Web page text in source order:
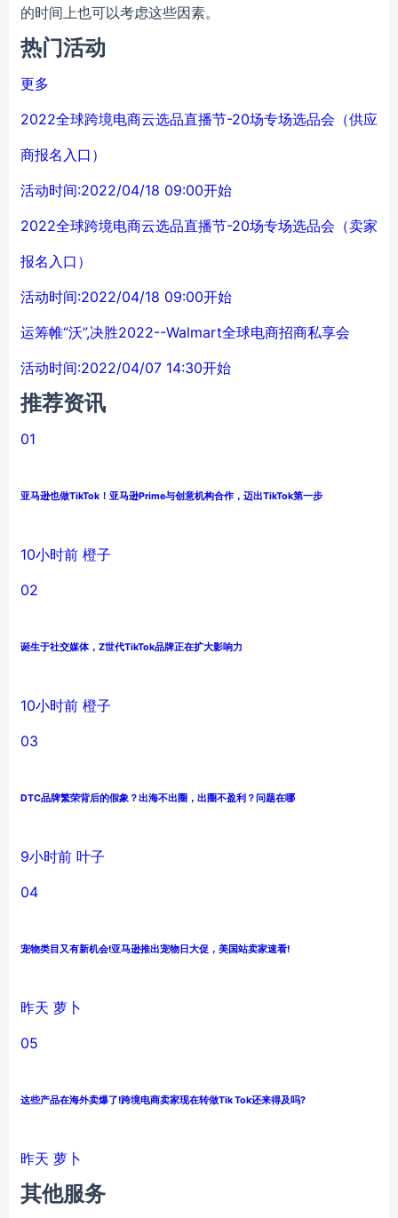
的时间上也可以考虑这些因素。
热门活动
更多
2022全球跨境电商云选品直播节-20场专场选品会（供应
商报名入口）
活动时间:2022/04/18 09:00开始
2022全球跨境电商云选品直播节-20场专场选品会（卖家
报名入口）
活动时间:2022/04/18 09:00开始
运筹帷“沃”,决胜2022--Walmart全球电商招商私享会
活动时间:2022/04/07 14:30开始
推荐资讯
01
亚马逊也做TikTok！亚马逊Prime与创意机构合作，迈出TikTok第一步
10小时前 橙子
02
诞生于社交媒体，Z世代TikTok品牌正在扩大影响力
10小时前 橙子
03
DTC品牌繁荣背后的假象？出海不出圈，出圈不盈利？问题在哪
9小时前 叶子
04
宠物类目又有新机会!亚马逊推出宠物日大促，美国站卖家速看!
昨天 萝卜
05
这些产品在海外卖爆了!跨境电商卖家现在转做Tik Tok还来得及吗?
昨天 萝卜
其他服务